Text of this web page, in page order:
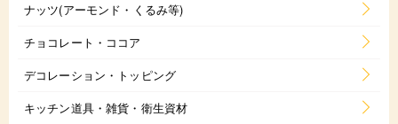
ナッツ(アーモンド・くるみ等)
チョコレート・ココア
デコレーション・トッピング
キッチン道具・雑貨・衛生資材